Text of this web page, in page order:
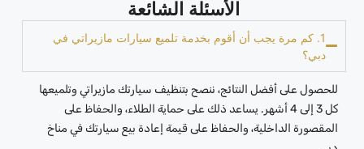
الأسئلة الشائعة
1. كم مرة يجب أن أقوم بخدمة تلميع سيارات مازيراتي في
دبي؟
للحصول على أفضل النتائج، ننصح بتنظيف سيارتك مازيراتي وتلميعها
كل 3 إلى 4 أشهر. يساعد ذلك على حماية الطلاء، والحفاظ على
المقصورة الداخلية، والحفاظ على قيمة إعادة بيع سيارتك في مناخ